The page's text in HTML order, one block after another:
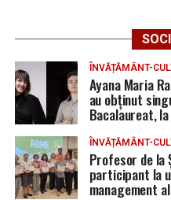
ÎNVĂȚĂMÂNT-
Ayana Maria
au obținut
Bacalaureat,
ÎNVĂȚĂMÂNT-
Profesor de la
participant la
management